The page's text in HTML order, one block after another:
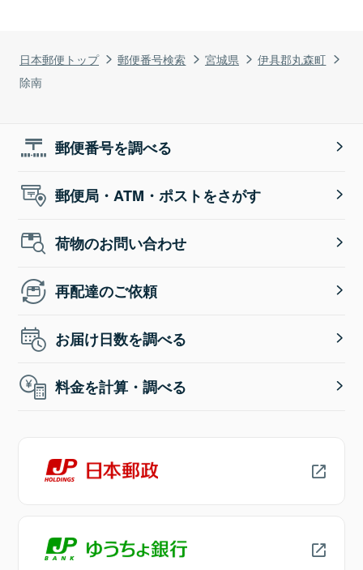
日本郵便トップ 郵便番号検索 宮城県
伊具郡丸森町
除南
郵便番号を調べる
郵便局・ATM・ポストをさがす
荷物のお問い合わせ
再配達のご依頼
お届け日数を調べる
料金を計算・調べる